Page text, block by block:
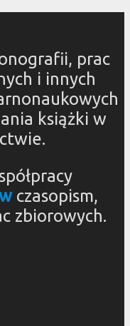
prac
i innych
książki w
czasopism,
zbiorowych.